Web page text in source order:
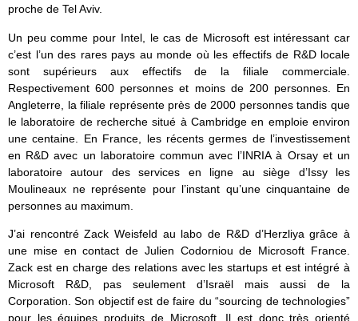
proche de Tel Aviv.
Un peu comme pour Intel, le cas de Microsoft est intéressant car
c’est l’un des rares pays au monde où les effectifs de R&D locale
sont supérieurs aux effectifs de la filiale commerciale.
Respectivement 600 personnes et moins de 200 personnes. En
Angleterre, la filiale représente près de 2000 personnes tandis que
le laboratoire de recherche situé à Cambridge en emploie environ
une centaine. En France, les récents germes de l’investissement
en R&D avec un laboratoire commun avec l’INRIA à Orsay et un
laboratoire autour des services en ligne au siège d’Issy les
Moulineaux ne représente pour l’instant qu’une cinquantaine de
personnes au maximum.
J’ai rencontré Zack Weisfeld au labo de R&D d’Herzliya grâce à
une mise en contact de Julien Codorniou de Microsoft France.
Zack est en charge des relations avec les startups et est intégré à
Microsoft R&D, pas seulement d’Israël mais aussi de la
Corporation. Son objectif est de faire du “sourcing de technologies”
pour les équipes produits de Microsoft. Il est donc très orienté